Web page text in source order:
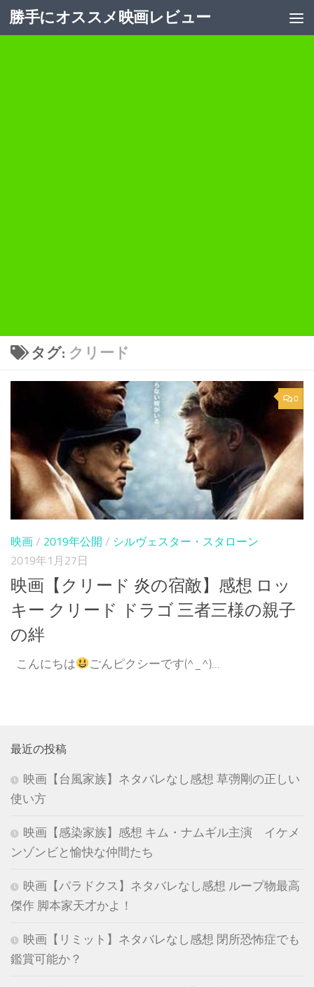
コンテンツへスキップ
勝手にオススメ映画レビュー
タグ: クリード
0
映画 / 2019年公開 / シルヴェスター・スタローン
2019年1月27日
映画【クリード 炎の宿敵】感想 ロッ
キー クリード ドラゴ 三者三様の親子
の絆
こんにちは ごんピクシーです(^_^)...
最近の投稿
映画【台風家族】ネタバレなし感想 草彅剛の正しい
使い方
映画【感染家族】感想 キム・ナムギル主演 イケメ
ンゾンビと愉快な仲間たち
映画【パラドクス】ネタバレなし感想 ループ物最高
傑作 脚本家天才かよ！
映画【リミット】ネタバレなし感想 閉所恐怖症でも
鑑賞可能か？